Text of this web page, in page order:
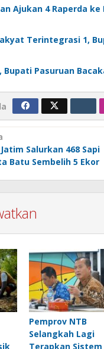
Ajukan 4 Raperda
Terintegrasi 1,
Bupati Pasuruan
Salurkan 468 Sapi
Batu Sembelih 5 Ekor
Pemprov NTB
Selangkah Lagi
Terapkan Sistem